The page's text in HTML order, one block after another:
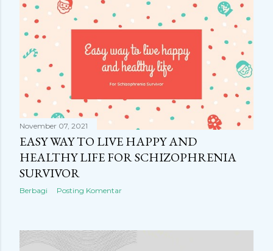
November 07, 2021
EASY WAY TO LIVE HAPPY AND
HEALTHY LIFE FOR SCHIZOPHRENIA
SURVIVOR
Berbagi Posting Komentar